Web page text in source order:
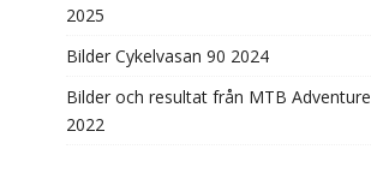
2025
Bilder Cykelvasan 90 2024
Bilder och resultat från MTB Adventure
2022